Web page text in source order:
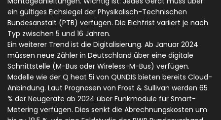
ein gültiges Eichsiegel der Physikalisch-Technischen
Bundesanstalt (PTB) verfügen. Die Eichfrist variiert je nach
Typ zwischen 5 und 16 Jahren.
Ein weiterer Trend ist die Digitalisierung. Ab Januar 2024
müssen neue Zähler in Deutschland über eine digitale
Schnittstelle (M-Bus oder Wireless-M-Bus) verfügen.
Modelle wie der Q heat 5i von QUNDIS bieten bereits Cloud-
Anbindung. Laut Prognosen von Frost & Sullivan werden 65
% der Neugeräte ab 2024 über Funkmodule für Smart-
Metering verfügen. Dies senkt die Abrechnungskosten um